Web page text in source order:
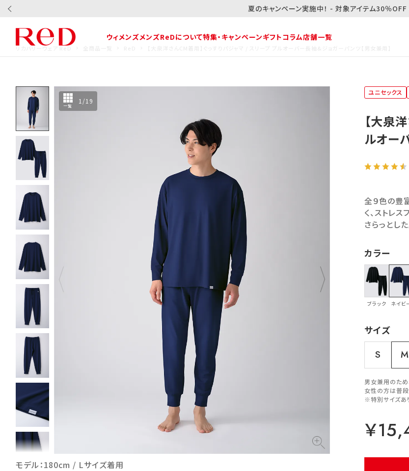
夏のキャンペーン実施中！ - 対象アイテム30％OFF
ウィメンズメンズReDについて特集・キャンペーンギフトコラム店舗一覧
リカバリーウェア ReD
ユニセックス
【大泉
ルオー
全９色の豊
く、ストレ
さらっとし
一覧
1 /19
モデル：180cm / Lサイズ着用
カラー
ブラック ネイビ
サイズ
S M
￥
男女兼用のため
女性の方は普段
※特別サイズあり